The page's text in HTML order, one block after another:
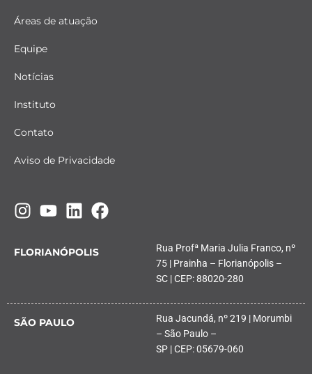
Áreas de atuação
Equipe
Notícias
Instituto
Contato
Aviso de Privacidade
FLORIANÓPOLIS
Rua Profª Maria Julia Franco, nº
75 | Prainha – Florianópolis –
SC | CEP: 88020-280
SÃO PAULO
Rua Jacundá, nº 219 | Morumbi
– São Paulo –
SP | CEP: 05679-060